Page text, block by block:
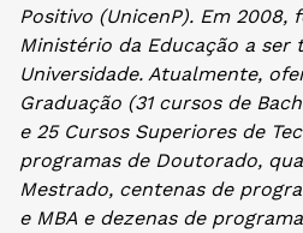
Positivo (UnicenP). Em 2008,
Ministério da Educação a ser
Universidade. Atualmente,
Graduação (31 cursos de
e 25 Cursos Superiores de
programas de Doutorado,
Mestrado, centenas de
e MBA e dezenas de